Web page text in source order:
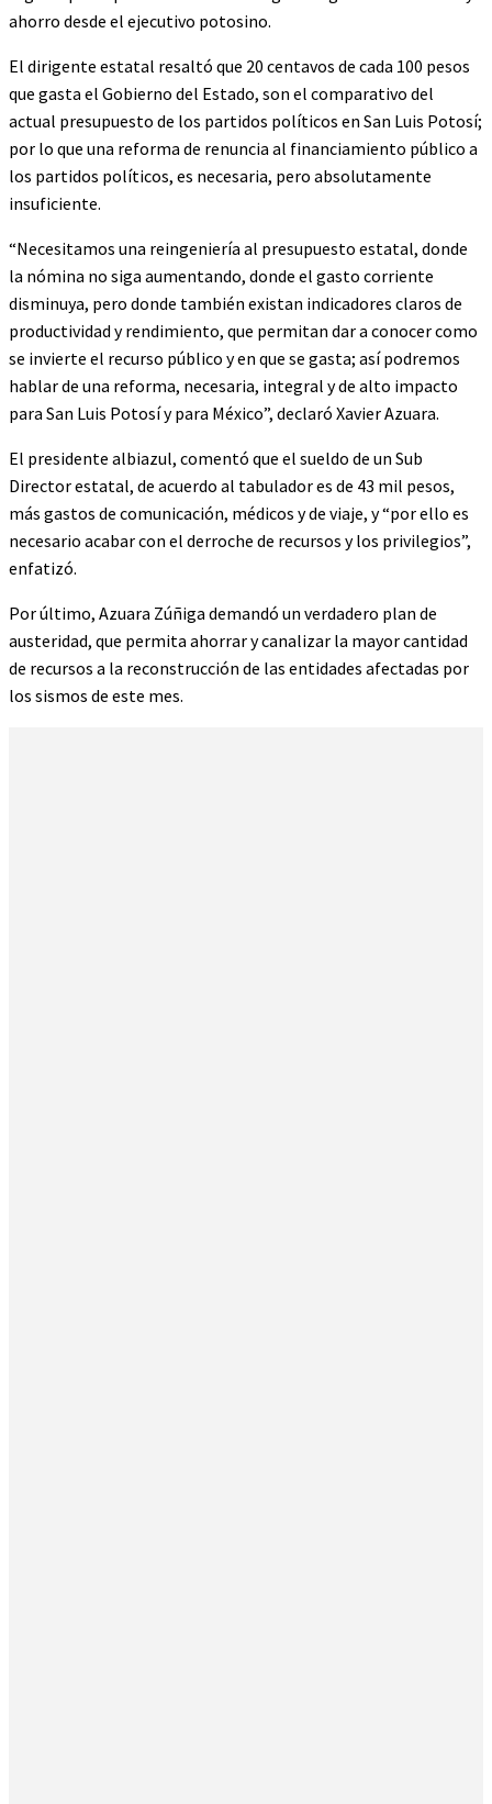
ahorro desde el ejecutivo potosino.
El dirigente estatal resaltó que 20 centavos de cada 100 pesos
que gasta el Gobierno del Estado, son el comparativo del
actual presupuesto de los partidos políticos en San Luis Potosí;
por lo que una reforma de renuncia al financiamiento público a
los partidos políticos, es necesaria, pero absolutamente
insuficiente.
“Necesitamos una reingeniería al presupuesto estatal, donde
la nómina no siga aumentando, donde el gasto corriente
disminuya, pero donde también existan indicadores claros de
productividad y rendimiento, que permitan dar a conocer como
se invierte el recurso público y en que se gasta; así podremos
hablar de una reforma, necesaria, integral y de alto impacto
para San Luis Potosí y para México”, declaró Xavier Azuara.
El presidente albiazul, comentó que el sueldo de un Sub
Director estatal, de acuerdo al tabulador es de 43 mil pesos,
más gastos de comunicación, médicos y de viaje, y “por ello es
necesario acabar con el derroche de recursos y los privilegios”,
enfatizó.
Por último, Azuara Zúñiga demandó un verdadero plan de
austeridad, que permita ahorrar y canalizar la mayor cantidad
de recursos a la reconstrucción de las entidades afectadas por
los sismos de este mes.